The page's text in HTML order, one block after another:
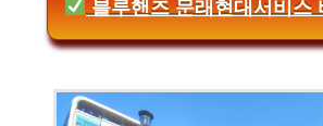
블루핸즈 문래현대서비스